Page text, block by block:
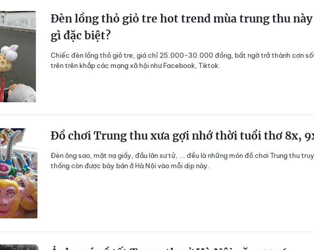
Đèn lồng thỏ giỏ tre hot trend mùa trung thu này
gì đặc biệt?
Chiếc đèn lồng thỏ giỏ tre, giá chỉ 25.000-30.000 đồng, bất ngờ trở thành cơn
trên trên khắp các mạng xã hội như Facebook, Tiktok.
Đồ chơi Trung thu xưa gợi nhớ thời tuổi thơ 8x,
Đèn ông sao, mặt nạ giấy, đầu lân sư tử, ... đều là những món đồ chơi Trung thu
thống còn được bày bán ở Hà Nội vào mỗi dịp này.